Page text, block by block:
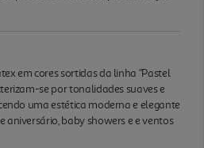
em cores sortidas da linha "Pastel
se por tonalidades suaves e
uma estética moderna e elegante
aniversário, baby showers e e ventos